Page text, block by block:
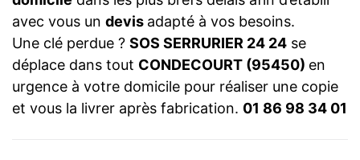
avec vous un devis adapté à vos besoins.
Une clé perdue ? SOS SERRURIER 24 24 se
déplace dans tout CONDECOURT (95450) en
urgence à votre domicile pour réaliser une copie
et vous la livrer après fabrication. 01 86 98 34 01